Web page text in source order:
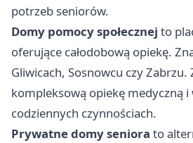
potrzeb seniorów.
Domy pomocy społecznej to
oferujące całodobową opiekę.
Gliwicach, Sosnowcu czy Zabrzu.
kompleksową opiekę medyczną i
codziennych czynnościach.
Prywatne domy seniora to